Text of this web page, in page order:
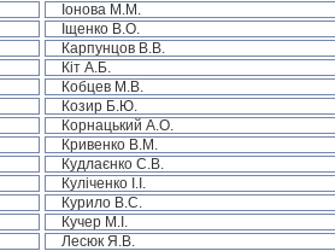
Іонова М.М.
Іщенко В.О.
Карпунцов В.В.
Кіт А.Б.
Кобцев М.В.
Козир Б.Ю.
Корнацький А.О.
Кривенко В.М.
Кудлаєнко С.В.
Куліченко І.І.
Курило В.С.
Кучер М.І.
Лесюк Я.В.